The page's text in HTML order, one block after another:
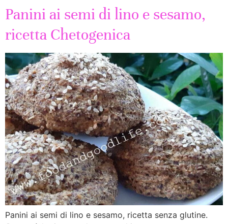
Panini ai semi di lino e sesamo,
ricetta Chetogenica
Panini ai semi di lino e sesamo, ricetta senza glutine.